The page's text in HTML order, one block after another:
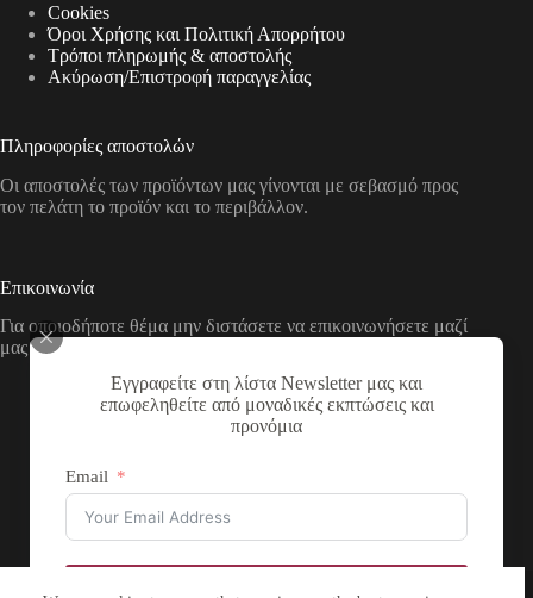
Εγγραφείτε στη λίστα Newsletter μας και
επωφεληθείτε από μοναδικές εκπτώσεις και
προνόμια
Email
Cookies
Όροι Χρήσης και Πολιτική Απορρήτου
Τρόποι πληρωμής & αποστολής
Aκύρωση/Επιστροφή παραγγελίας
Πληροφορίες αποστολών
Οι αποστολές των προϊόντων μας γίνονται με σεβασμό προς
τον πελάτη το προϊόν και το περιβάλλον.
Επικοινωνία
Για οποιοδήποτε θέμα μην διστάσετε να επικοινωνήσετε μαζί
μας με τους παρακάτω τρόπους
Διεύθυνση:
Νικολάου Χάσου 19, ΤΚ 53100, Φλώρινα,
Τηλέφωνο:
+30 2385 503290